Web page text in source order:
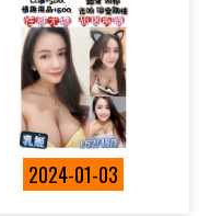
2024-01-03